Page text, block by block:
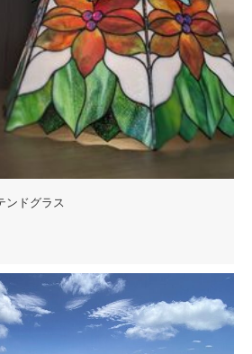
ンドグラス